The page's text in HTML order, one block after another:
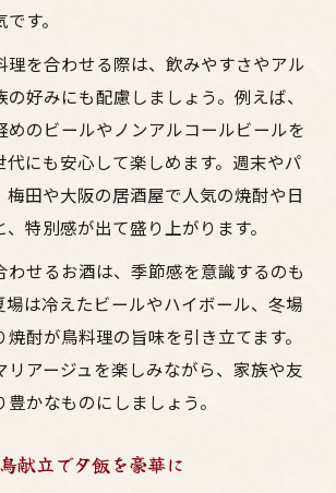
す。
理を合わせる際は、飲みやすさやアル
好みにも配慮しましょう。例えば、
めのビールやノンアルコールビールを
代にも安心して楽しめます。週末やパ
梅田や大阪の居酒屋で人気の焼酎や日
特別感が出て盛り上がります。
わせるお酒は、季節感を意識するのも
場は冷えたビールやハイボール、冬場
酎が鳥料理の旨味を引き立てます。
リアージュを楽しみながら、家族や友
かなものにしましょう。
献立で夕飯を豪華に